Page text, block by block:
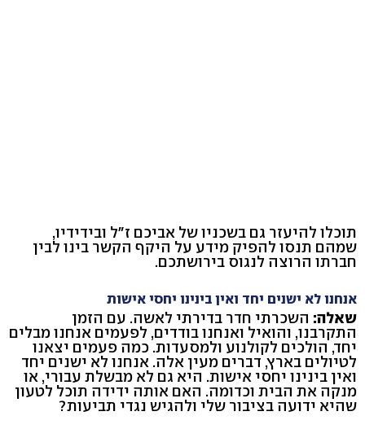
תוכלו להיעזר גם בשכניו של אביכם ז"ל ובידידיו,
שמהם תנסו להפיק מידע על היקף הקשר בינו לבין
חברתו הרוצה לנגוס בירושתכם.
אנחנו לא ישנים יחד ואין בינינו יחסי אישות
שאלה: השכרתי חדר בדירתי לאשה. עם הזמן
התקרבנו, והואיל ואנחנו בודדים, לפעמים אנחנו מבלים
יחד, הולכים לקולנוע ולמסעדות. כמה פעמים יצאנו
לטיולים בארץ, דברים מעין אלה. אנחנו לא ישנים יחד
ואין בינינו יחסי אישות. היא גם לא מבשלת עבורי, או
מנקה את הבית וכדומה. האם אותה ידידה תוכל לטעון
שהיא ידועה בציבור שלי ולהגיש נגדי תביעות?